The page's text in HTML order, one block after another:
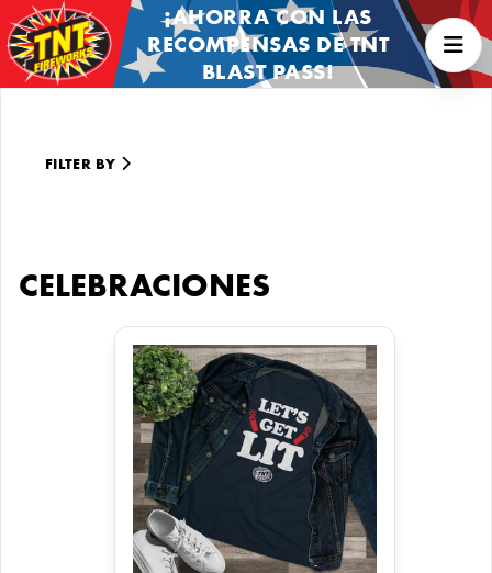
¡AHORRA CON LAS
RECOMPENSAS DE TNT
BLAST PASS!
FILTER BY
CELEBRACIONES